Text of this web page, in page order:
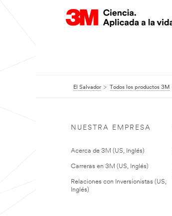
El Salvador Todos los productos 3M
NUESTRA EMPRESA
Acerca de 3M (US, Inglés)
Carreras en 3M (US, Inglés)
Relaciones con Inversionistas (US,
Inglés)